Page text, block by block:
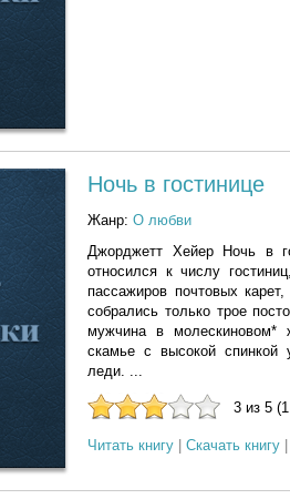
Ночь в гостинице
Жанр: О любви
Джорджетт Хейер Ночь в
относился к числу
пассажиров почтовых
собрались только трое
мужчина в молескиновом*
скамье с высокой
леди. ...
3 из 5
Читать книгу Скачать книгу